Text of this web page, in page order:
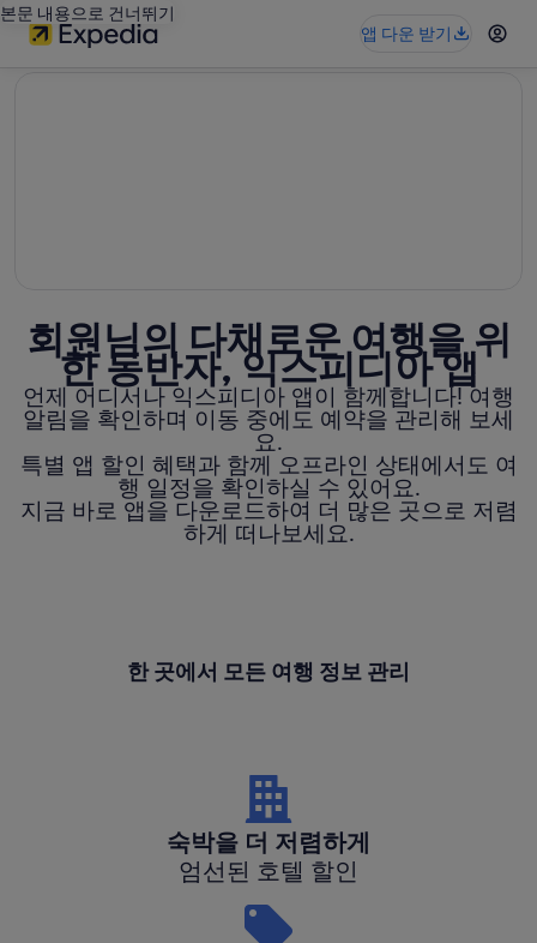
본문 내용으로 건너뛰기
앱 다운 받기
회원님의 다채로운 여행을 위
한 동반자, 익스피디아 앱
언제 어디서나 익스피디아 앱이 함께합니다! 여행
알림을 확인하며 이동 중에도 예약을 관리해 보세
요.
특별 앱 할인 혜택과 함께 오프라인 상태에서도 여
행 일정을 확인하실 수 있어요.
지금 바로 앱을 다운로드하여 더 많은 곳으로 저렴
하게 떠나보세요.
한 곳에서 모든 여행 정보 관리
숙박을 더 저렴하게
엄선된 호텔 할인